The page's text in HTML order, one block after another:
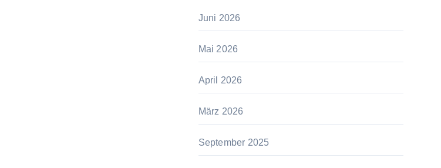
Juni 2026
Mai 2026
April 2026
März 2026
September 2025